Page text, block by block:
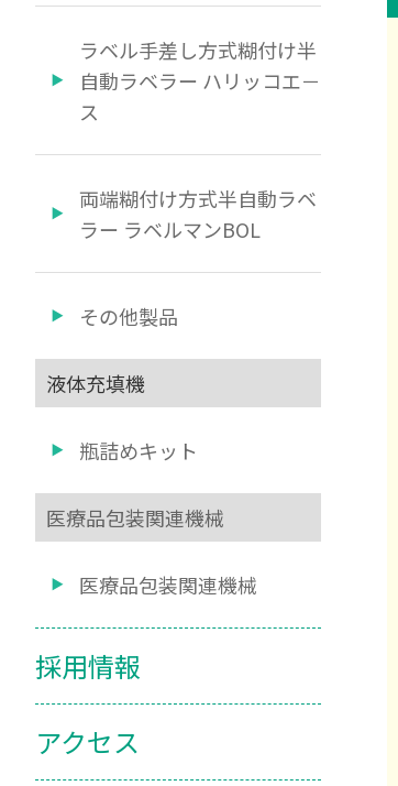
ラベル手差し方式糊付け半
自動ラベラー ハリッコエ－
ス
両端糊付け方式半自動ラベ
ラー ラベルマンBOL
その他製品
液体充填機
瓶詰めキット
医療品包装関連機械
医療品包装関連機械
採用情報
アクセス